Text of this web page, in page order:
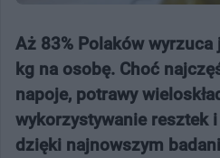
Aż 83% Polaków
kg na osobę. Choć
napoje, potrawy
wykorzystywanie resztek
dzięki najnowszym